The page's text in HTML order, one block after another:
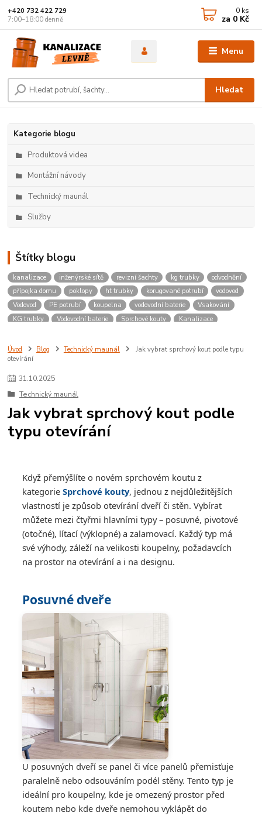
Menu
Hledat
+420 732 422 729
7:00–18:00 denně
0 ks
za 0 Kč
Kategorie blogu
Produktová videa
Montážní návody
Technický maunál
Služby
Štítky blogu
kanalizace inženýrské sítě revizní šachty kg trubky
odvodnění
přípojka domu
poklopy ht trubky korugované potrubí
vodovod
Vodovod
PE potrubí koupelna vodovodní baterie
Vsakování
KG trubky
Vodovodní baterie Sprchové kouty
Kanalizace
Úvod
Blog Technický maunál
Jak vybrat sprchový kout podle typu
otevírání
31.10.2025
Technický maunál
Jak vybrat sprchový kout podle
typu otevírání
Když přemýšlíte o novém sprchovém koutu z
kategorieSprchové kouty, jednou z nejdůležitějších
vlastností je způsob otevírání dveří či stěn. Vybírat
můžete mezi čtyřmi hlavními typy – posuvné, pivotové
(otočné), lítací (výklopné) a zalamovací. Každý typ má
své výhody, záleží na velikosti koupelny, požadavcích
na prostor na otevírání a i na designu.
Posuvné dveře
U posuvných dveří se panel či více panelů přemisťuje
paralelně nebo odsouváním podél stěny. Tento typ je
ideální pro koupelny, kde je omezený prostor před
koutem nebo kde dveře nemohou vyklápět do